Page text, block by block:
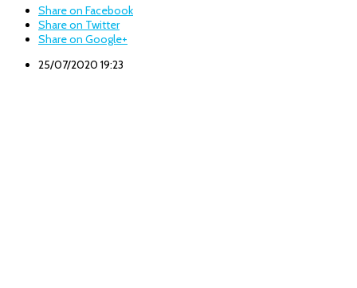
Share on Facebook
Share on Twitter
Share on Google+
25/07/2020 19:23